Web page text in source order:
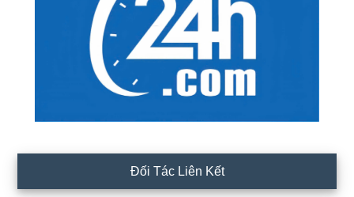
Đối Tác Liên Kết